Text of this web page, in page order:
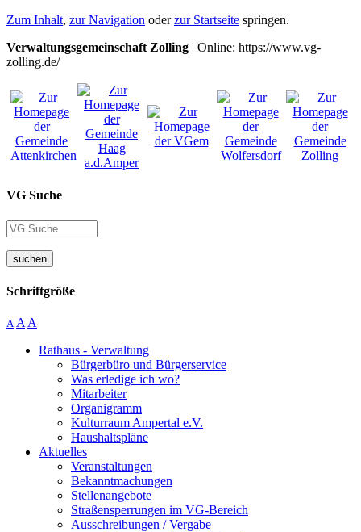
Zum Inhalt, zur Navigation oderzur Startseite springen.
Verwaltungsgemeinschaft Zolling | Online: https://www.vg-
zolling.de/
VG Suche
suchen
Schriftgröße
A A A
Rathaus - Verwaltung
Bürgerbüro und Bürgerservice
Was erledige ich wo?
Mitarbeiter
Organigramm
Kulturraum Ampertal e.V.
Haushaltspläne
Aktuelles
Veranstaltungen
Bekanntmachungen
Stellenangebote
Straßensperrungen im VG-Bereich
Ausschreibungen / Vergabe